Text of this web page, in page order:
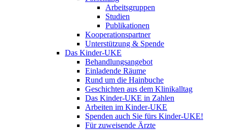
Arbeitsgruppen
Studien
Publikationen
Kooperationspartner
Unterstützung & Spende
Das Kinder-UKE
Behandlungsangebot
Einladende Räume
Rund um die Hainbuche
Geschichten aus dem Klinikalltag
Das Kinder-UKE in Zahlen
Arbeiten im Kinder-UKE
Spenden auch Sie fürs Kinder-UKE!
Für zuweisende Ärzte